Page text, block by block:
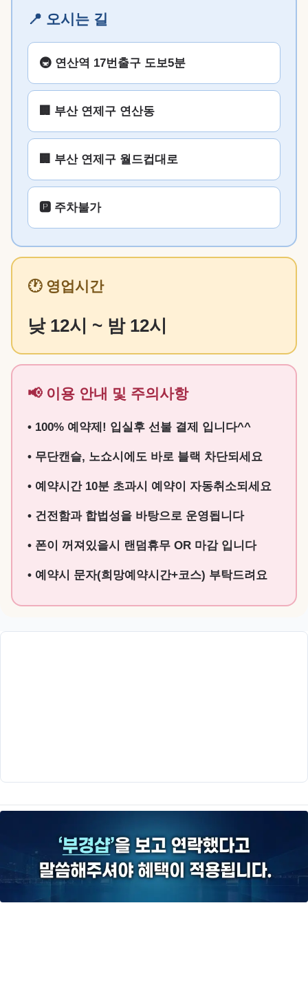
📍 오시는 길
🚇 연산역 17번출구 도보5분
🏢 부산 연제구 연산동
🏢 부산 연제구 월드컵대로
🅿️ 주차불가
🕐 영업시간
낮 12시 ~ 밤 12시
📢 이용 안내 및 주의사항
• 100% 예약제! 입실후 선불 결제 입니다^^
• 무단캔슬, 노쇼시에도 바로 블랙 차단되세요
• 예약시간 10분 초과시 예약이 자동취소되세요
• 건전함과 합법성을 바탕으로 운영됩니다
• 폰이 꺼져있을시 랜덤휴무 OR 마감 입니다
• 예약시 문자(희망예약시간+코스) 부탁드려요